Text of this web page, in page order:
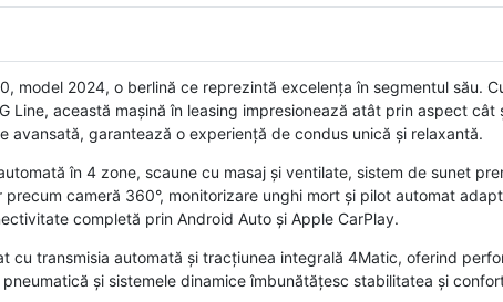
model 2024, o berlină ce reprezintă excelența în segmentul său.
Line, această mașină în leasing impresionează atât prin aspect cât
garantează o experiență de condus unică și relaxantă.
în 4 zone, scaune cu masaj și ventilate, sistem de sunet
cameră 360°, monitorizare unghi mort și pilot automat
completă prin Android Auto și Apple CarPlay.
transmisia automată și tracțiunea integrală 4Matic, oferind
și sistemele dinamice îmbunătățesc stabilitatea și